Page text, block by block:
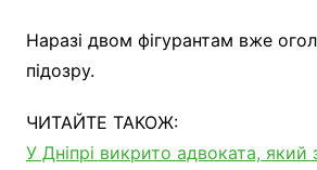
Наразі двом фігурантам вже
підозру.
ЧИТАЙТЕ ТАКОЖ:
У Дніпрі викрито адвоката, який